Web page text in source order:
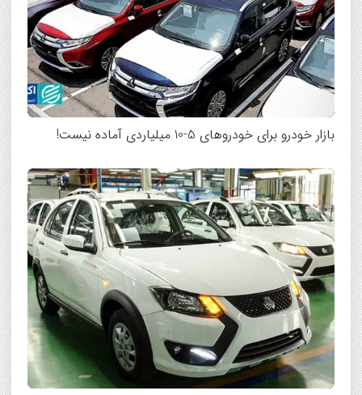
بازار خودرو برای خودروهای 5-10 میلیاردی آماده نیست!